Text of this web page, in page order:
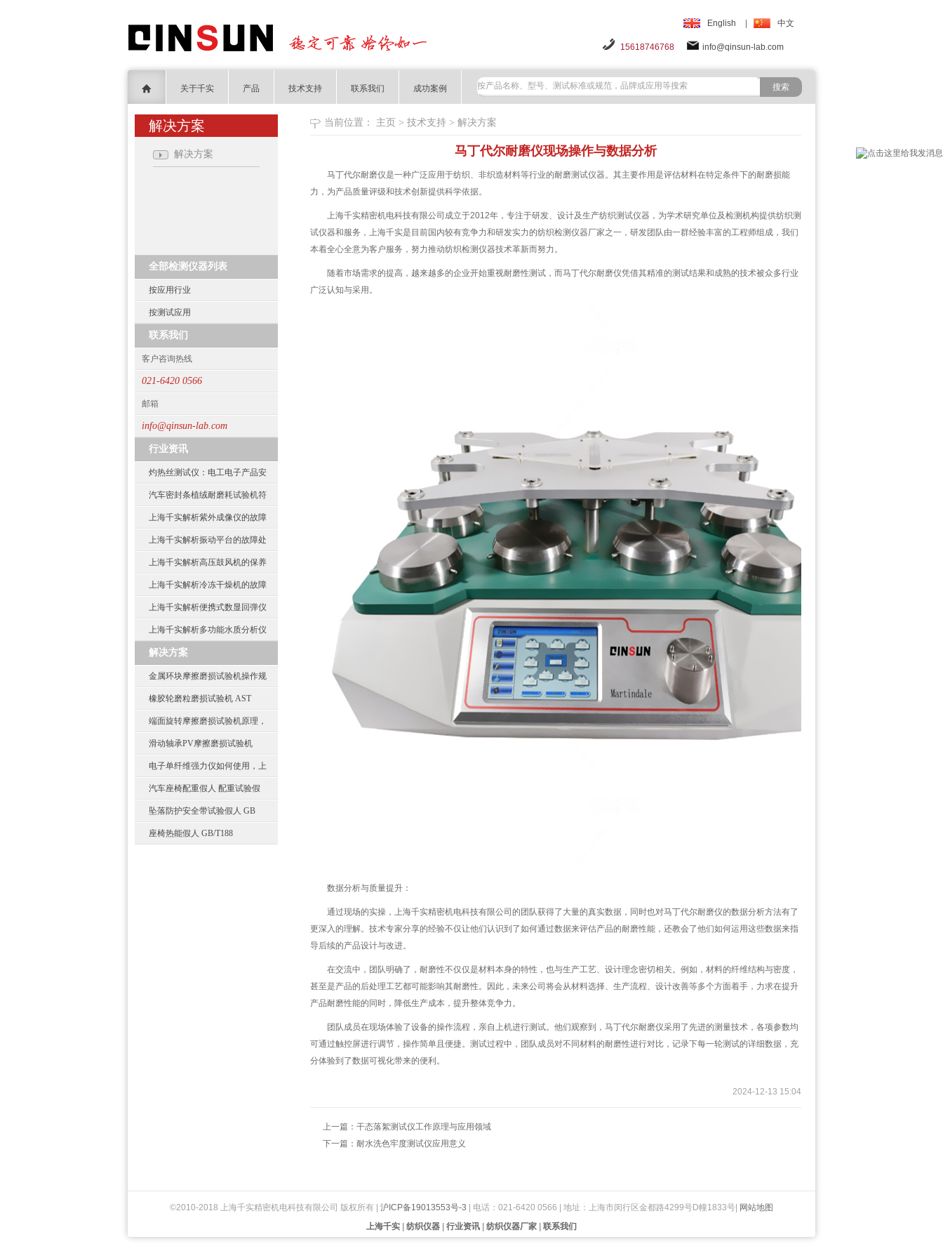
English 中文
15618746768 info@qinsun-lab.com
关于千实 产品 技术支持 联系我们 成功案例
解决方案
解决方案
全部检测仪器列表
按应用行业
按测试应用
联系我们
客户咨询热线
021-6420 0566
邮箱
info@qinsun-lab.com
行业资讯
灼热丝测试仪：电工电子产品安
汽车密封条植绒耐磨耗试验机符
上海千实解析紫外成像仪的故障
上海千实解析振动平台的故障处
上海千实解析高压鼓风机的保养
上海千实解析冷冻干燥机的故障
上海千实解析便携式数显回弹仪
上海千实解析多功能水质分析仪
解决方案
金属环块摩擦磨损试验机操作规
橡胶轮磨粒磨损试验机 AST
端面旋转摩擦磨损试验机原理，
滑动轴承PV摩擦磨损试验机
电子单纤维强力仪如何使用，上
汽车座椅配重假人 配重试验假
坠落防护安全带试验假人 GB
座椅热能假人 GB/T188
当前位置： 主页 > 技术支持 > 解决方案
马丁代尔耐磨仪现场操作与数据分析
马丁代尔耐磨仪是一种广泛应用于纺织、非织造材料等行业的耐磨测试仪器。其主要作用是评估材料在特定条件下的耐磨损能
力，为产品质量评级和技术创新提供科学依据。
上海千实精密机电科技有限公司成立于2012年，专注于研发、设计及生产纺织测试仪器，为学术研究单位及检测机构提供纺织测
试仪器和服务，上海千实是目前国内较有竞争力和研发实力的纺织检测仪器厂家之一，研发团队由一群经验丰富的工程师组成，我们
本着全心全意为客户服务，努力推动纺织检测仪器技术革新而努力。
随着市场需求的提高，越来越多的企业开始重视耐磨性测试，而马丁代尔耐磨仪凭借其精准的测试结果和成熟的技术被众多行业
广泛认知与采用。
数据分析与质量提升：
通过现场的实操，上海千实精密机电科技有限公司的团队获得了大量的真实数据，同时也对马丁代尔耐磨仪的数据分析方法有了
更深入的理解。技术专家分享的经验不仅让他们认识到了如何通过数据来评估产品的耐磨性能，还教会了他们如何运用这些数据来指
导后续的产品设计与改进。
在交流中，团队明确了，耐磨性不仅仅是材料本身的特性，也与生产工艺、设计理念密切相关。例如，材料的纤维结构与密度，
甚至是产品的后处理工艺都可能影响其耐磨性。因此，未来公司将会从材料选择、生产流程、设计改善等多个方面着手，力求在提升
产品耐磨性能的同时，降低生产成本，提升整体竞争力。
团队成员在现场体验了设备的操作流程，亲自上机进行测试。他们观察到，马丁代尔耐磨仪采用了先进的测量技术，各项参数均
可通过触控屏进行调节，操作简单且便捷。测试过程中，团队成员对不同材料的耐磨性进行对比，记录下每一轮测试的详细数据，充
分体验到了数据可视化带来的便利。
2024-12-13 15:04
上一篇：干态落絮测试仪工作原理与应用领域
下一篇：耐水洗色牢度测试仪应用意义
©2010-2018 上海千实精密机电科技有限公司 版权所有 | 沪ICP备19013553号-3 | 电话：021-6420 0566 | 地址：上海市闵行区金都路4299号D幢1833号| 网站地图
上海千实
纺织仪器 行业资讯 纺织仪器厂家 联系我们